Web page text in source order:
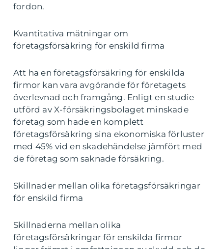
fordon.
Kvantitativa mätningar om
företagsförsäkring för enskild firma
Att ha en företagsförsäkring för enskilda
firmor kan vara avgörande för företagets
överlevnad och framgång. Enligt en studie
utförd av X-försäkringsbolaget minskade
företag som hade en komplett
företagsförsäkring sina ekonomiska förluster
med 45% vid en skadehändelse jämfört med
de företag som saknade försäkring.
Skillnader mellan olika företagsförsäkringar
för enskild firma
Skillnaderna mellan olika
företagsförsäkringar för enskilda firmor